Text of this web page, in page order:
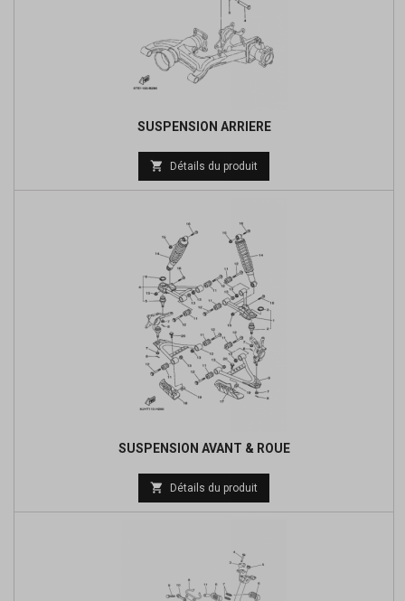
SUSPENSION ARRIERE
Prix
de
 Détails du produit
SUSPENSION AVANT & ROUE
Prix
de
 Détails du produit